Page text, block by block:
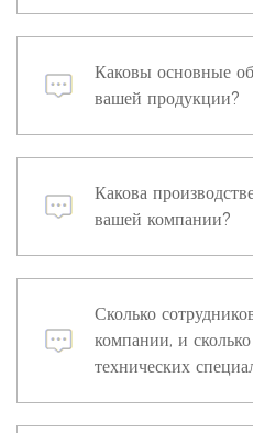
Каковы основные
вашей продукции?
Какова
вашей компании?
Сколько
компании, и
технических